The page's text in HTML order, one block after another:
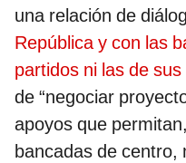
una relación de
República y con las
partidos ni las de
de “negociar
apoyos que
bancadas de centro,